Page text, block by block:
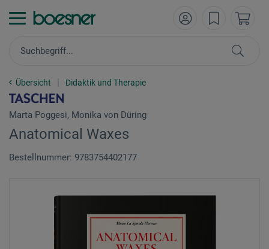
Übersicht Didaktik und Therapie
Marta Poggesi, Monika von Düring
Anatomical Waxes
Bestellnummer: 9783754402177